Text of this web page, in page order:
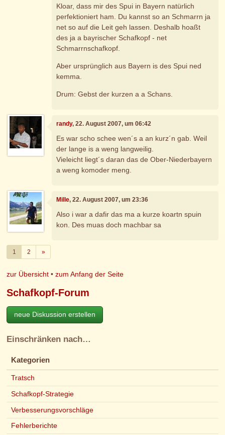
Kloar, dass mir des Spui in Bayern natürlich
perfektioniert ham. Du kannst so an Schmarrn ja
net so auf die Leit geh lassen. Deshalb hoaßt
des ja a bayrischer Schafkopf - net
Schmarrnschafkopf.
Aber ursprünglich aus Bayern is des Spui ned
kemma.
Drum: Gebst der kurzen a a Schans.
randy, 22. August 2007, um 06:42
Es war scho schee wen´s a an kurz´n gab. Weil
der lange is a weng langweilig.
Vieleicht liegt´s daran das de Ober-Niederbayern
a weng komoder meng.
Mille, 22. August 2007, um 23:36
Also i war a dafir das ma a kurze koartn spuin
kon. Des muas doch machbar sa
1 2 »Weiter
zur Übersicht •zum Anfang der Seite
Schafkopf-Forum
neue Diskussion erstellen
Einschränken nach…
Kategorien
Tratsch
Schafkopf-Strategie
Verbesserungsvorschläge
Fehlerberichte